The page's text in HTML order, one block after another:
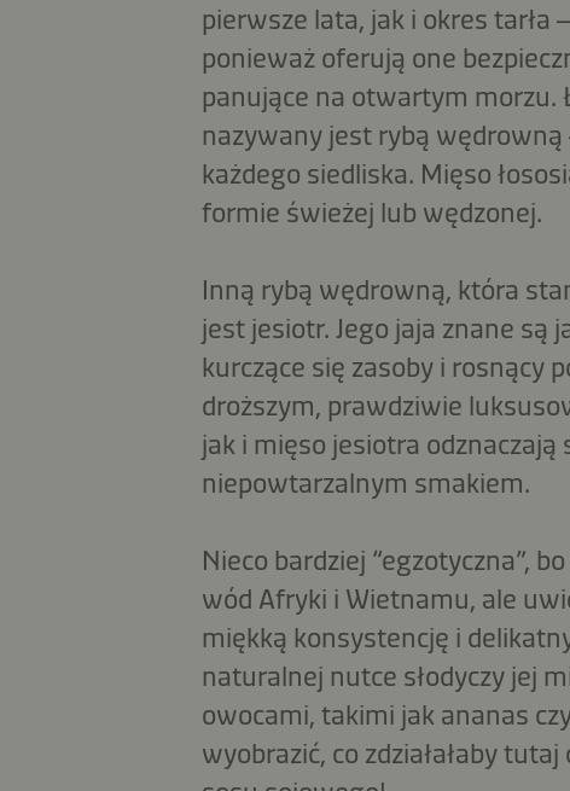
pierwsze lata, jak i okres tarła
ponieważ oferują one
panujące na otwartym morzu.
nazywany jest rybą
każdego siedliska. Mięso
formie świeżej lub wędzonej.
Inną rybą wędrowną, która
jest jesiotr. Jego jaja znane są
kurczące się zasoby i rosnący
droższym, prawdziwie
jak i mięso jesiotra odznaczają
niepowtarzalnym smakiem.
Nieco bardziej “egzotyczna”,
wód Afryki i Wietnamu, ale
miękką konsystencję i
naturalnej nutce słodyczy jej
owocami, takimi jak ananas
wyobrazić, co zdziałałaby